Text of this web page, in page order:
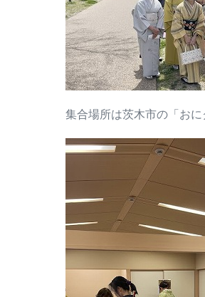
集合場所は茨木市の「おに